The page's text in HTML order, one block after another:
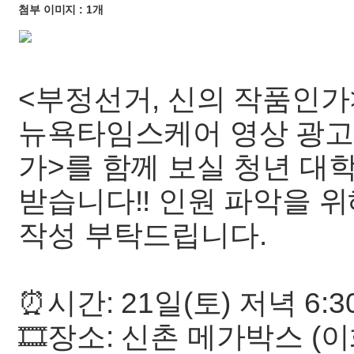
첨부 이미지 : 1개
<부정선거, 신의 작품인
뉴욕타임스케어 영상 광
가>를 함께 보실 청년 대
받습니다!! 인원 파악을
작성 부탁드립니다.
⏰시간: 21일(토) 저녁
🎞️장소: 신촌 메가박스 (